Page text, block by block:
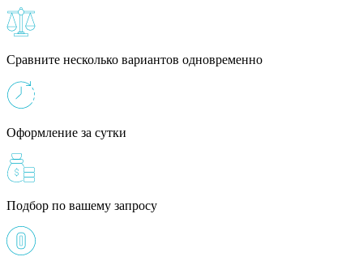
Сравните несколько вариантов одновременно
Оформление за сутки
Подбор по вашему запросу